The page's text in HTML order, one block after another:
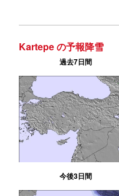
Kartepe の予報降雪
過去7日間
今後3日間